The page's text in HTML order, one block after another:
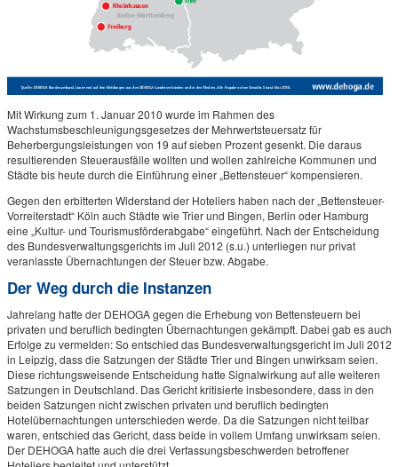
Mit Wirkung zum 1. Januar 2010 wurde im Rahmen des
Wachstumsbeschleunigungsgesetzes der Mehrwertsteuersatz für
Beherbergungsleistungen von 19 auf sieben Prozent gesenkt. Die daraus
resultierenden Steuerausfälle wollten und wollen zahlreiche Kommunen und
Städte bis heute durch die Einführung einer „Bettensteuer“ kompensieren.
Gegen den erbitterten Widerstand der Hoteliers haben nach der „Bettensteuer-
Vorreiterstadt“ Köln auch Städte wie Trier und Bingen, Berlin oder Hamburg
eine „Kultur- und Tourismusförderabgabe“ eingeführt. Nach der Entscheidung
des Bundesverwaltungsgerichts im Juli 2012 (s.u.) unterliegen nur privat
veranlasste Übernachtungen der Steuer bzw. Abgabe.
Der Weg durch die Instanzen
Jahrelang hatte der DEHOGA gegen die Erhebung von Bettensteuern bei
privaten und beruflich bedingten Übernachtungen gekämpft. Dabei gab es auch
Erfolge zu vermelden: So entschied das Bundesverwaltungsgericht im Juli 2012
in Leipzig, dass die Satzungen der Städte Trier und Bingen unwirksam seien.
Diese richtungsweisende Entscheidung hatte Signalwirkung auf alle weiteren
Satzungen in Deutschland. Das Gericht kritisierte insbesondere, dass in den
beiden Satzungen nicht zwischen privaten und beruflich bedingten
Hotelübernachtungen unterschieden werde. Da die Satzungen nicht teilbar
waren, entschied das Gericht, dass beide in vollem Umfang unwirksam seien.
Der DEHOGA hatte auch die drei Verfassungsbeschwerden betroffener